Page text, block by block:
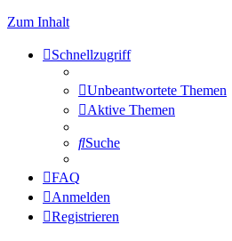
Zum Inhalt
Schnellzugriff
Unbeantwortete Themen
Aktive Themen
Suche
FAQ
Anmelden
Registrieren